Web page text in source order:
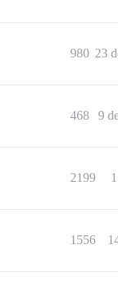
980 23
468 9
2199
1556